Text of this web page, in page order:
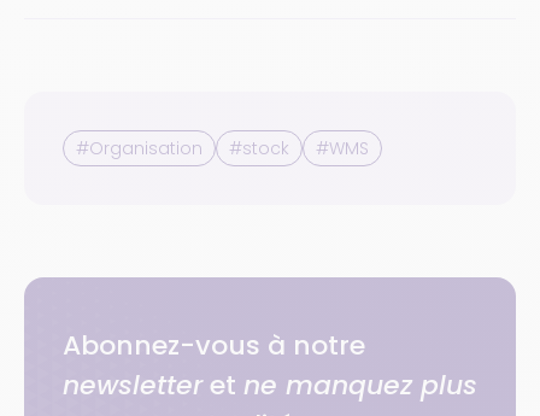
#Organisation #stock #WMS
Abonnez-vous à notre
newsletteret ne manquez plus